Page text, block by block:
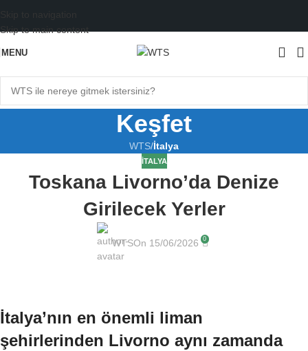
Skip to main content
MENU
Keşfet
WTS/İtalya
İTALYA
Toskana Livorno’da Denize
Girilecek Yerler
WTSOn 15/06/2026 0
İtalya’nın en önemli liman
şehirlerinden Livorno aynı zamanda